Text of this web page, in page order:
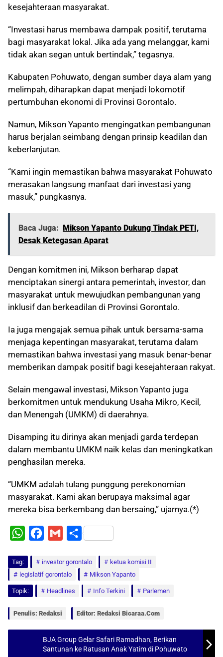
kesejahteraan masyarakat.
“Investasi harus membawa dampak positif, terutama
bagi masyarakat lokal. Jika ada yang melanggar, kami
tidak akan segan untuk bertindak,” tegasnya.
Kabupaten Pohuwato, dengan sumber daya alam yang
melimpah, diharapkan dapat menjadi lokomotif
pertumbuhan ekonomi di Provinsi Gorontalo.
Namun, Mikson Yapanto mengingatkan pembangunan
harus berjalan seimbang dengan prinsip keadilan dan
keberlanjutan.
“Kami ingin memastikan bahwa masyarakat Pohuwato
merasakan langsung manfaat dari investasi yang
masuk,” pungkasnya.
Baca Juga: Mikson Yapanto Dukung Tindak PETI,
Desak Ketegasan Aparat
Dengan komitmen ini, Mikson berharap dapat
menciptakan sinergi antara pemerintah, investor, dan
masyarakat untuk mewujudkan pembangunan yang
inklusif dan berkeadilan di Provinsi Gorontalo.
Ia juga mengajak semua pihak untuk bersama-sama
menjaga kepentingan masyarakat, terutama dalam
memastikan bahwa investasi yang masuk benar-benar
memberikan dampak positif bagi kesejahteraan rakyat.
Selain mengawal investasi, Mikson Yapanto juga
berkomitmen untuk mendukung Usaha Mikro, Kecil,
dan Menengah (UMKM) di daerahnya.
Disamping itu dirinya akan menjadi garda terdepan
dalam membantu UMKM naik kelas dan meningkatkan
penghasilan mereka.
“UMKM adalah tulang punggung perekonomian
masyarakat. Kami akan berupaya maksimal agar
mereka bisa berkembang dan bersaing,” ujarnya.(*)
W
t
s
c
e
b
k
a
i
l
S
a
r
Tag: investor gorontalo
ketua komisi II
legislatif gorontalo
Mikson Yapanto
Topik: Headlines Info Terkini Parlemen
Penulis: Redaksi Editor: Redaksi Bicaraa.com
BJA Group Gelar Safari Ramadhan, Berikan
Santunan ke Ratusan Anak Yatim di Pohuwato